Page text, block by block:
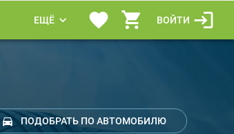
ЕЩЁ ВОЙТИ
ПОДОБРАТЬ ПО АВТОМОБИЛЮ